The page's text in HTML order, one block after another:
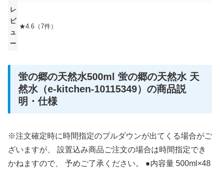
レ
ビ
ュ
ー
★4.6（7件）
蛍の郷の天然水500ml 蛍の郷の天然水 天
然水（e-kitchen-10115349）の商品説
明・仕様
※注文確定時に時間指定のプルダウンが出てくる場合がご
ざいますが、 設置込み商品ご注文の場合は時間指定でき
かねますので、 予めご了承ください。 ●内容量 500ml×48